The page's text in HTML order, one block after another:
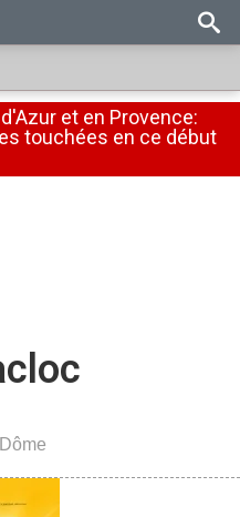
et en Provence:
touchées en ce début
Dôme